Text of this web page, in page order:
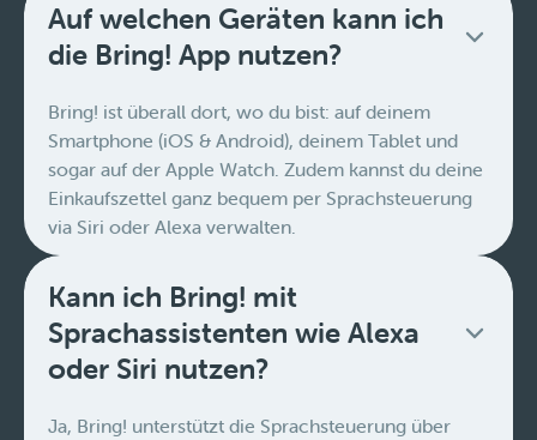
Auf welchen Geräten kann ich
die Bring! App nutzen?
Bring! ist überall dort, wo du bist: auf deinem
Smartphone (iOS & Android), deinem Tablet und
sogar auf der Apple Watch. Zudem kannst du deine
Einkaufszettel ganz bequem per Sprachsteuerung
via Siri oder Alexa verwalten.
Kann ich Bring! mit
Sprachassistenten wie Alexa
oder Siri nutzen?
Ja, Bring! unterstützt die Sprachsteuerung über